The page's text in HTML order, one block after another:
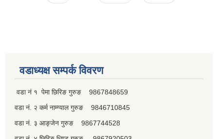
वडाध्यक्ष सम्पर्क विवरण
वडा नं १ पेमा छिरिङ गुरुङ 9867848659
वडा नं. २ कर्म नाम्ग्याल गुरुङ 9846710845
वडा नं. ३ आङ्जेन गुरुङ 9867744528